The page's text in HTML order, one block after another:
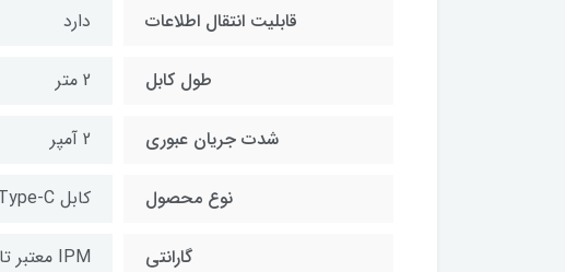
قابلیت انتقال اطلاعات دارد
طول کابل 2 متر
شدت جریان عبوری 2 آمپر
نوع محصول کابل USB to Type-C
گارانتی IPM معتبر تا 1405/08